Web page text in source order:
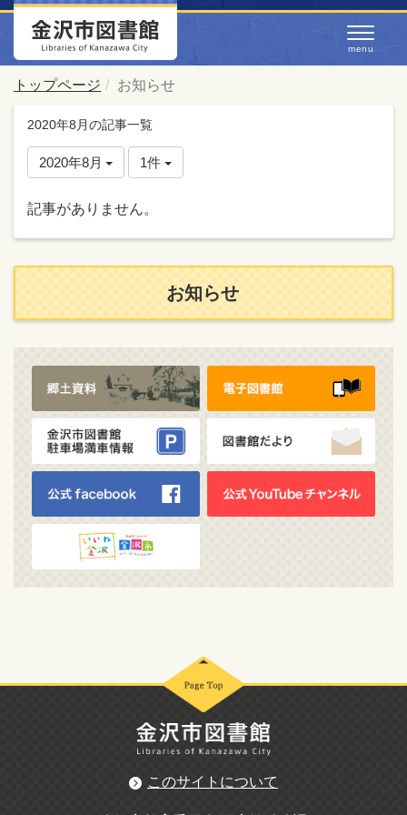
トップページ お知らせ
2020年8月の記事一覧
2020年8月 1件
記事がありません。
お知らせ
このサイトについて